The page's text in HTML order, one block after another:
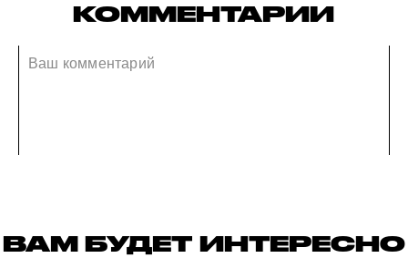
КОММЕНТАРИИ
ВАМ БУДЕТ ИНТЕРЕСНО